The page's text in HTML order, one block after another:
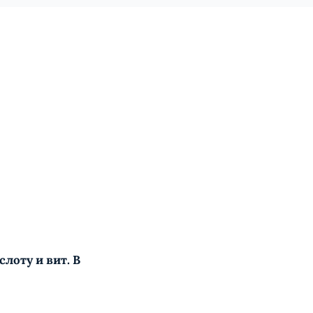
и вит. B